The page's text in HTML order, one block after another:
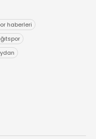
haberleri